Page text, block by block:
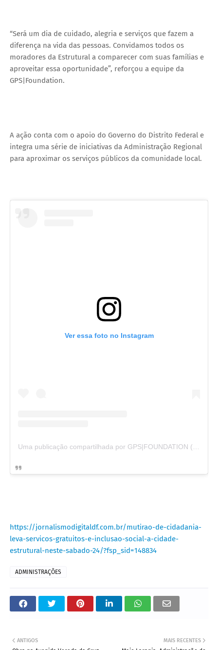
“Será um dia de cuidado, alegria e serviços que fazem a
diferença na vida das pessoas. Convidamos todos os
moradores da Estrutural a comparecer com suas famílias e
aproveitar essa oportunidade”, reforçou a equipe da
GPS|Foundation.
A ação conta com o apoio do Governo do Distrito Federal e
integra uma série de iniciativas da Administração Regional
para aproximar os serviços públicos da comunidade local.
Ver essa foto no Instagram
https://jornalismodigitaldf.com.br/mutirao-de-cidadania-
leva-servicos-gratuitos-e-inclusao-social-a-cidade-
estrutural-neste-sabado-24/?fsp_sid=148834
ADMINISTRAÇÕES
MAIS RECENTES
ANTIGOS